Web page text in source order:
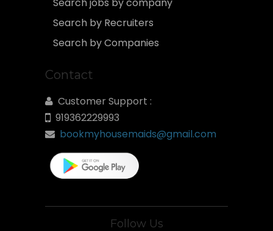
Search by Recruiters
Search by Companies
Contact
Customer Support :
919362229993
bookmyhousemaids@gmail.com
Follow Us